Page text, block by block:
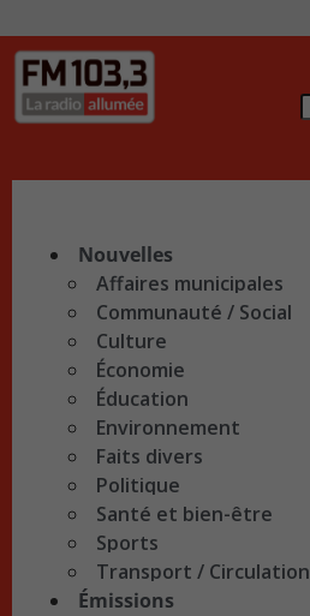
Nouvelles
Affaires municipales
Communauté / Social
Culture
Économie
Éducation
Environnement
Faits divers
Politique
Santé et bien-être
Sports
Transport / Circulation
Émissions